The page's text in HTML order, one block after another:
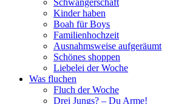
Schwangerschaft
Kinder haben
Boah für Boys
Familienhochzeit
Ausnahmsweise aufgeräumt
Schönes shoppen
Liebelei der Woche
Was fluchen
Fluch der Woche
Drei Jungs? – Du Arme!